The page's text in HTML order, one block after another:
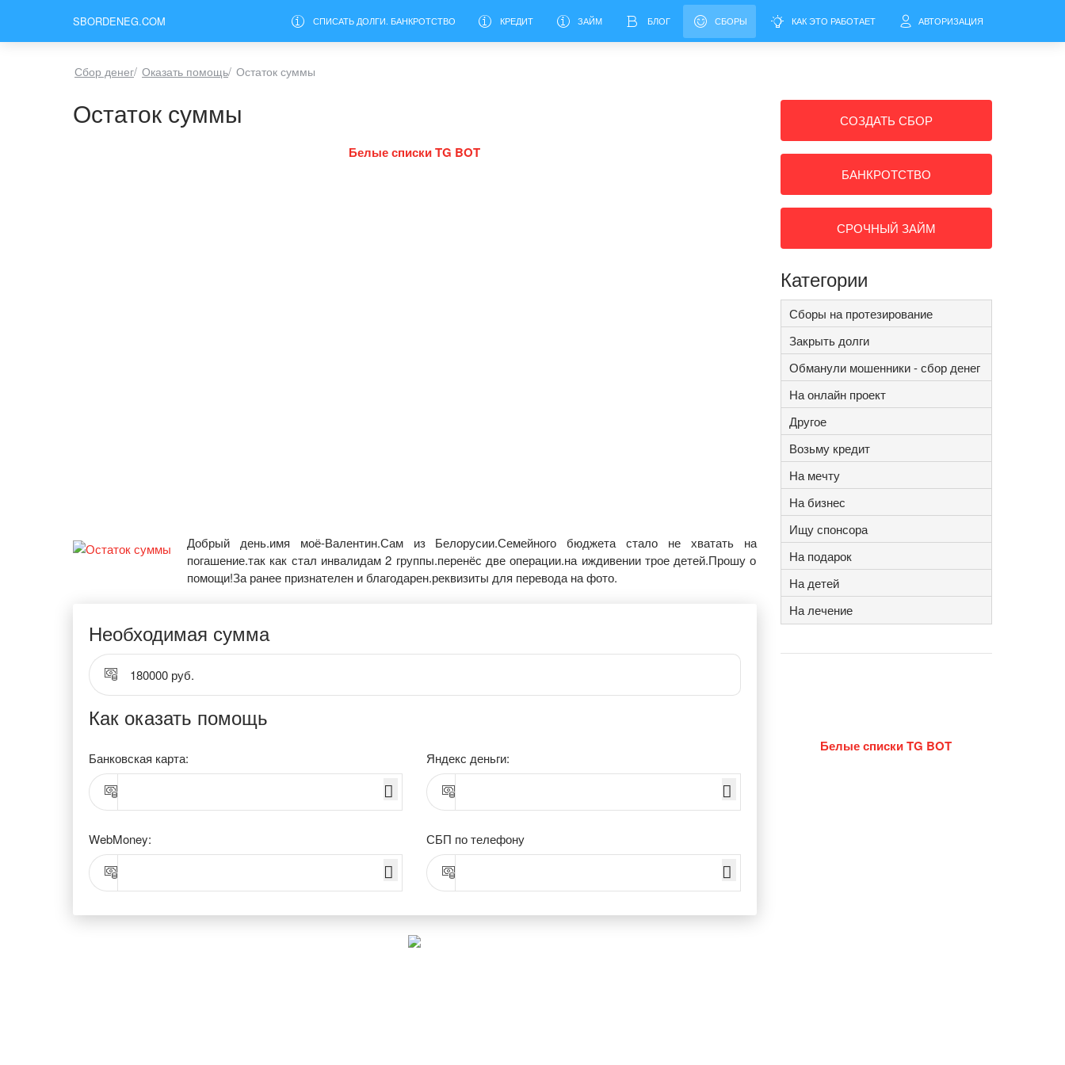
SBORDENEG.COM СПИСАТЬ ДОЛГИ. БАНКРОТСТВО КРЕДИТ ЗАЙМ БЛОГ СБОРЫ КАК ЭТО РАБОТАЕТ АВТОРИЗАЦИЯ
Сбор денег/ Оказать помощь/ Остаток суммы
Остаток суммы
Белые списки TG BOT
Добрый день.имя моё-Валентин.Сам из Белорусии.Семейного бюджета стало не хватать на
погашение.так как стал инвалидам 2 группы.перенёс две операции.на иждивении трое детей.Прошу о
помощи!За ранее признателен и благодарен.реквизиты для перевода на фото.
Необходимая сумма
180000 руб.
Как оказать помощь
Банковская карта: Яндекс деньги:
WebMoney: СБП по телефону
СОЗДАТЬ СБОР
БАНКРОТСТВО
СРОЧНЫЙ ЗАЙМ
Категории
Сборы на протезирование
Закрыть долги
Обманули мошенники - сбор денег
На онлайн проект
Другое
Возьму кредит
На мечту
На бизнес
Ищу спонсора
На подарок
На детей
На лечение
Белые списки TG BOT